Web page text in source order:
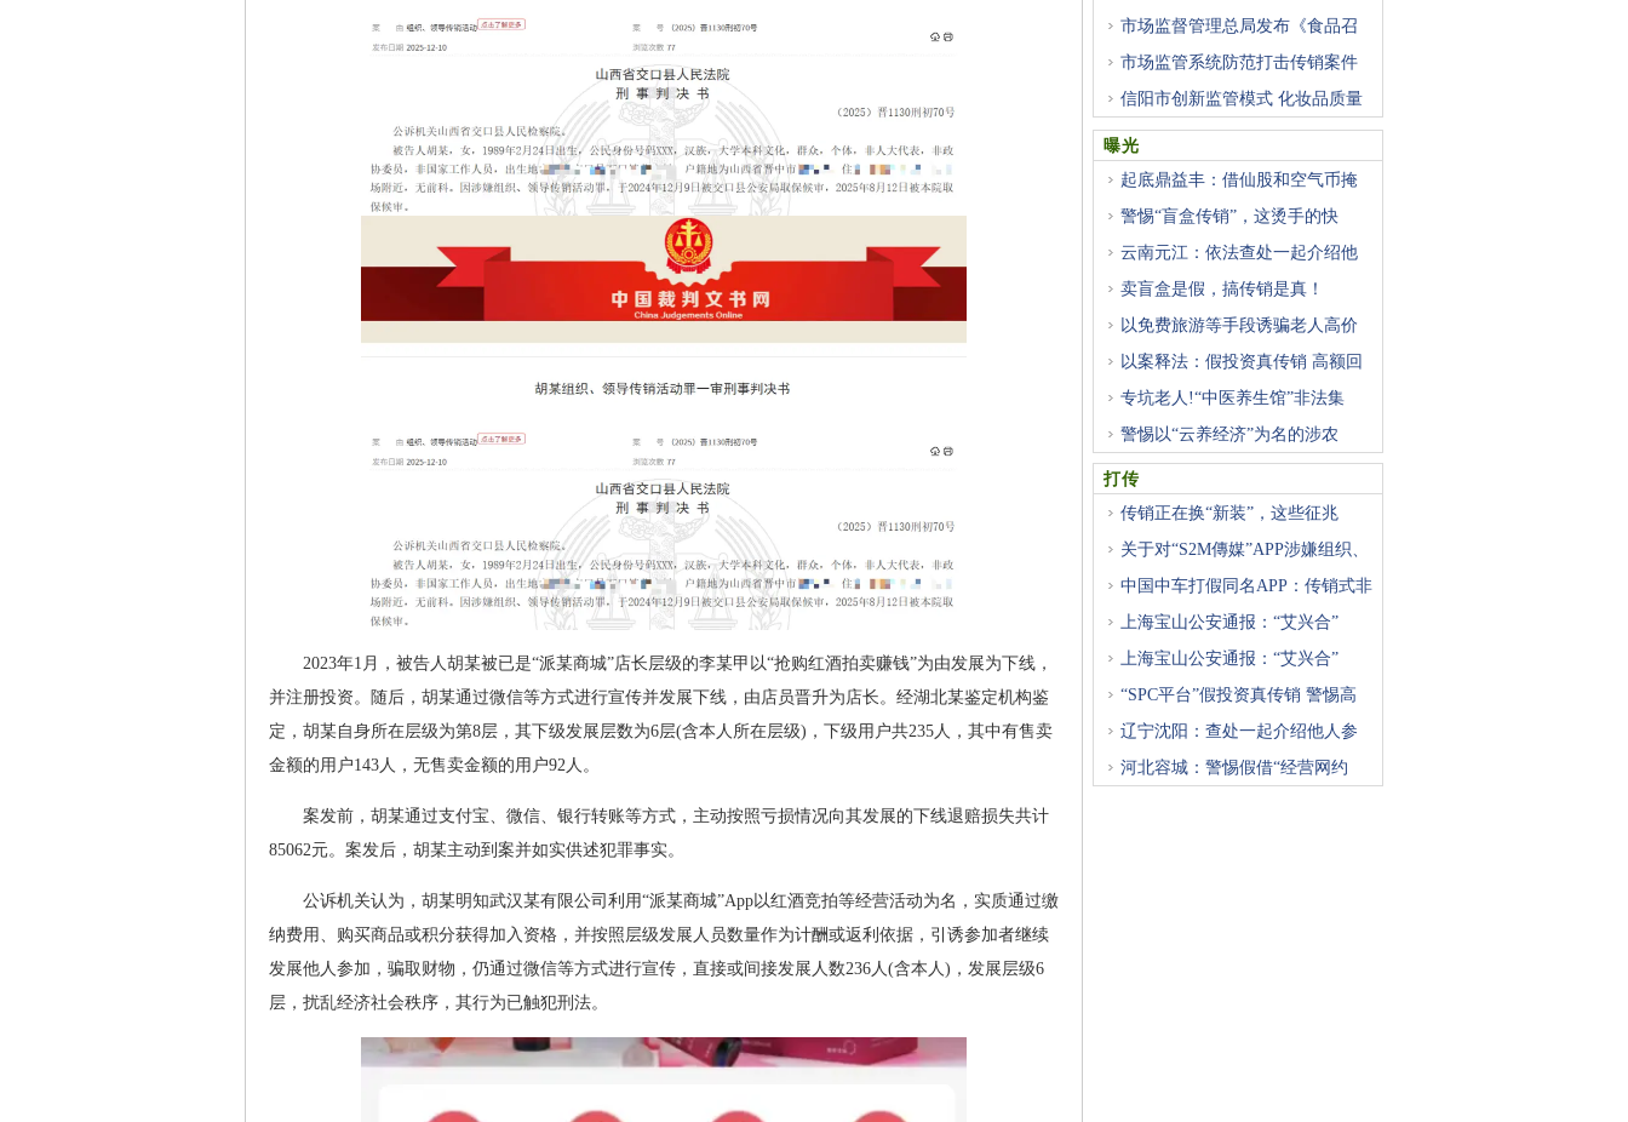
2023年1月，被告人胡某被已是“派某商城”店长层级的李某甲以“抢购红酒拍卖赚钱”为由发展为下线，
并注册投资。随后，胡某通过微信等方式进行宣传并发展下线，由店员晋升为店长。经湖北某鉴定机构鉴
定，胡某自身所在层级为第8层，其下级发展层数为6层(含本人所在层级)，下级用户共235人，其中有售卖
金额的用户143人，无售卖金额的用户92人。
案发前，胡某通过支付宝、微信、银行转账等方式，主动按照亏损情况向其发展的下线退赔损失共计
85062元。案发后，胡某主动到案并如实供述犯罪事实。
公诉机关认为，胡某明知武汉某有限公司利用“派某商城”App以红酒竞拍等经营活动为名，实质通过缴
纳费用、购买商品或积分获得加入资格，并按照层级发展人员数量作为计酬或返利依据，引诱参加者继续
发展他人参加，骗取财物，仍通过微信等方式进行宣传，直接或间接发展人数236人(含本人)，发展层级6
层，扰乱经济社会秩序，其行为已触犯刑法。
市场监督管理总局发布《食品召
市场监管系统防范打击传销案件
信阳市创新监管模式 化妆品质量
曝光
起底鼎益丰：借仙股和空气币掩
警惕“盲盒传销”，这烫手的快
云南元江：依法查处一起介绍他
卖盲盒是假，搞传销是真！
以免费旅游等手段诱骗老人高价
以案释法：假投资真传销 高额回
专坑老人!“中医养生馆”非法集
警惕以“云养经济”为名的涉农
打传
传销正在换“新装”，这些征兆
关于对“S2M傳媒”APP涉嫌组织、
中国中车打假同名APP：传销式非
上海宝山公安通报：“艾兴合”
上海宝山公安通报：“艾兴合”
“SPC平台”假投资真传销 警惕高
辽宁沈阳：查处一起介绍他人参
河北容城：警惕假借“经营网约